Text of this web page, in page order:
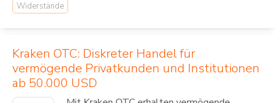
Widerstände
Kraken OTC: Diskreter Handel für
vermögende Privatkunden und Institutionen
ab 50.000 USD